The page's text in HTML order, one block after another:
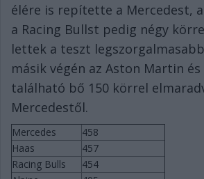
élére is repítette a Mercedest,
a Racing Bullst pedig négy
lettek a teszt
másik végén az Aston Martin és
található bő 150 körrel
Mercedestől.
Mercedes
458
Haas
457
Racing Bulls
454